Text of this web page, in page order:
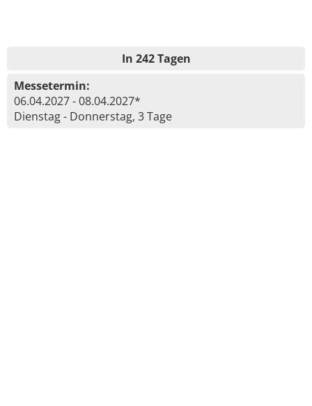
In 242 Tagen
Messetermin:
06.04.2027 - 08.04.2027*
Dienstag - Donnerstag, 3 Tage